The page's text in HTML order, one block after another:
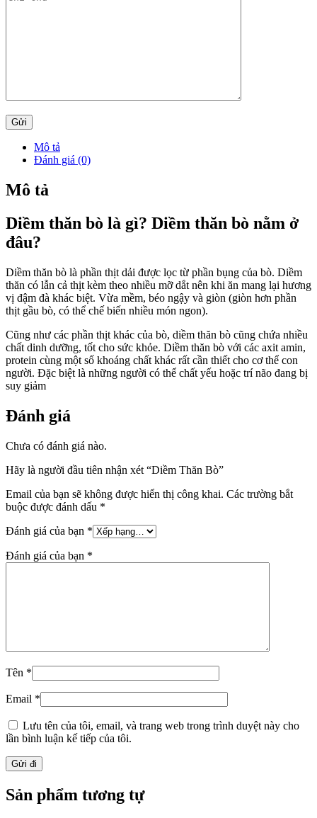
Mô tả
Đánh giá (0)
Mô tả
Diềm thăn bò là gì? Diềm thăn bò nằm ở
đâu?
Diềm thăn bò là phần thịt dải được lọc từ phần bụng của bò. Diềm
thăn có lẫn cả thịt kèm theo nhiều mỡ dắt nên khi ăn mang lại hương
vị đậm đà khác biệt. Vừa mềm, béo ngậy và giòn (giòn hơn phần
thịt gầu bò, có thể chế biến nhiều món ngon).
Cũng như các phần thịt khác của bò, diềm thăn bò cũng chứa nhiều
chất dinh dưỡng, tốt cho sức khỏe. Diềm thăn bò với các axit amin,
protein cùng một số khoáng chất khác rất cần thiết cho cơ thể con
người. Đặc biệt là những người có thể chất yếu hoặc trí não đang bị
suy giảm
Đánh giá
Chưa có đánh giá nào.
Hãy là người đầu tiên nhận xét “Diềm Thăn Bò”
Email của bạn sẽ không được hiển thị công khai. Các trường bắt
buộc được đánh dấu *
Đánh giá của bạn *
Đánh giá của bạn *
Tên *
Email *
Lưu tên của tôi, email, và trang web trong trình duyệt này cho
lần bình luận kế tiếp của tôi.
Sản phẩm tương tự